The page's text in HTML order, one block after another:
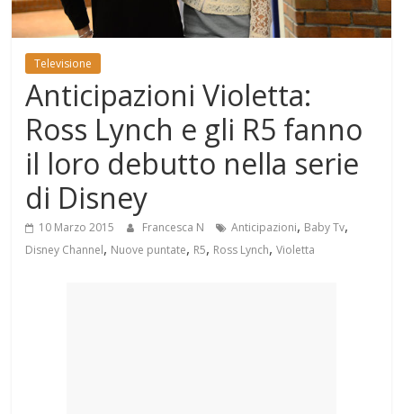
Mondo
Televisione
Anticipazioni Violetta:
Ross Lynch e gli R5 fanno
il loro debutto nella serie
di Disney
10 Marzo 2015 Francesca N Anticipazioni, Baby Tv,
Disney Channel, Nuove puntate, R5, Ross Lynch,Violetta